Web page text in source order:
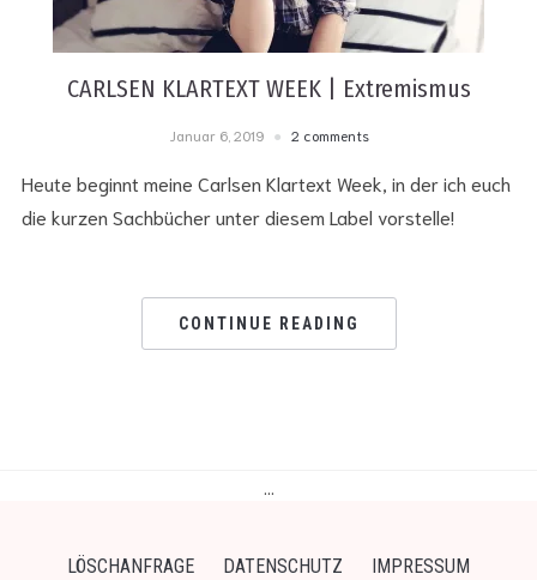
CARLSEN KLARTEXT WEEK | Extremismus
Januar 6, 2019 2 comments
Heute beginnt meine Carlsen Klartext Week, in der ich euch
die kurzen Sachbücher unter diesem Label vorstelle!
CONTINUE READING
LÖSCHANFRAGE DATENSCHUTZ IMPRESSUM